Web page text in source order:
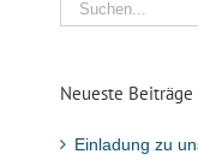
nach:
Neueste Beiträge
Einladung zu